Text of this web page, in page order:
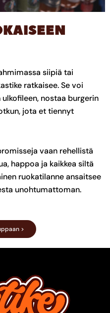
siipiä tai
ratkaisee. Se voi
nostaa burgerin
jota et tiennyt
vaan rehellistä
happoa ja kaikkea siltä
ruokatilanne ansaitsee
unohtumattoman.
>